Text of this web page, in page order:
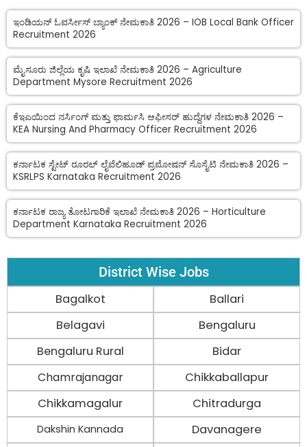
ಇಂಡಿಯನ್ ಓವರ್ಸೀಸ್ ಬ್ಯಾಂಕ್ ನೇಮಕಾತಿ 2026 – IOB Local Bank Officer
Recruitment 2026
ಮೈಸೂರು ಜಿಲ್ಲೆಯ ಕೃಷಿ ಇಲಾಖೆ ನೇಮಕಾತಿ 2026 – Agriculture
Department Mysore Recruitment 2026
ಕೆಇಎಯಿಂದ ನರ್ಸಿಂಗ್ ಮತ್ತು ಫಾರ್ಮಸಿ ಆಫೀಸರ್ ಹುದ್ದೆಗಳ ನೇಮಕಾತಿ 2026 –
KEA Nursing And Pharmacy Officer Recruitment 2026
ಕರ್ನಾಟಕ ಸ್ಟೇಟ್ ರೂರಲ್ ಲೈವೆಲಿಹೂಡ್ ಪ್ರಮೋಷನ್ ಸೊಸೈಟಿ ನೇಮಕಾತಿ 2026 –
KSRLPS Karnataka Recruitment 2026
ಕರ್ನಾಟಕ ರಾಜ್ಯ ತೋಟಗಾರಿಕೆ ಇಲಾಖೆ ನೇಮಕಾತಿ 2026 – Horticulture
Department Karnataka Recruitment 2026
District Wise Jobs
Bagalkot
Ballari
Belagavi
Bengaluru
Bengaluru Rural
Bidar
Chamrajanagar
Chikkaballapur
Chikkamagalur
Chitradurga
Dakshin Kannada
Davanagere